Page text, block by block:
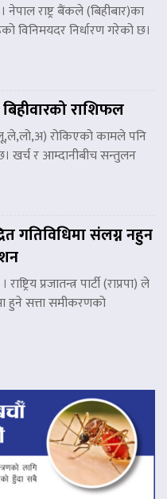
नेपाल राष्ट्र बैंकले (बिहीबार)का
विनिमयदर निर्धारण गरेको छ।
राशिफल
रोकिएको कामले पनि
खर्च र आम्दानीबीच सन्तुलन
गतिविधिमा संलग्न नहुन
प्रजातन्त्र पार्टी (राप्रपा) ले
हुने सत्ता समीकरणको